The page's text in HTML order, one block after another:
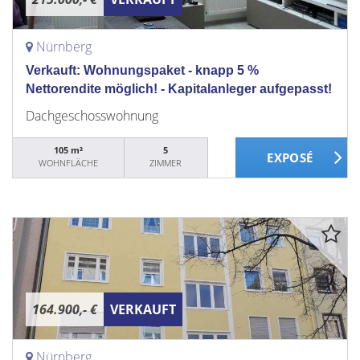
Nürnberg
Verkauft: Wohnungspaket - knapp 5 %
Nettorendite möglich! - Kapitalanleger aufgepasst!
Dachgeschosswohnung
105 m²
WOHNFLÄCHE
5
ZIMMER
164.900,- € VERKAUFT